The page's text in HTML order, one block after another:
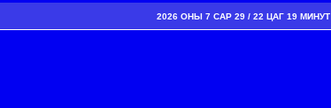
2026 ОНЫ 7 САР 29 / 22 ЦАГ 19 МИНУТ